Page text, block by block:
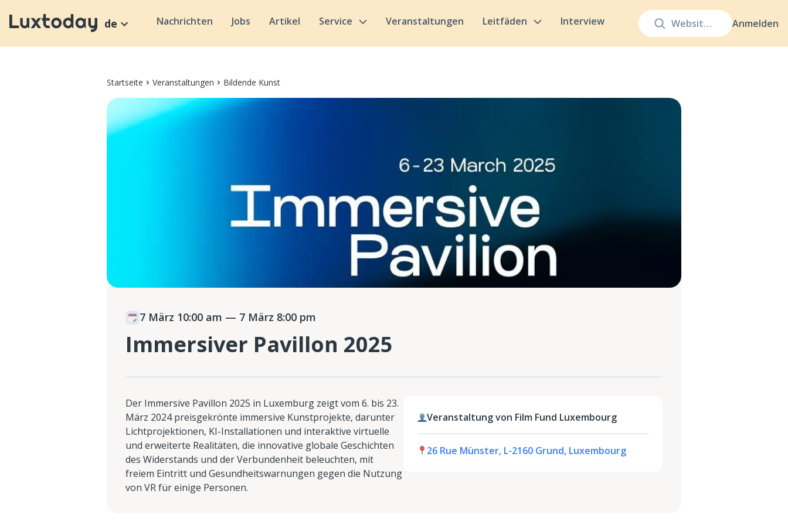
Anmelden
de Nachrichten Jobs Artikel Service Veranstaltungen Leitfäden Interview
Startseite Veranstaltungen Bildende Kunst
7 März 10:00 am — 7 März 8:00 pm
Immersiver Pavillon 2025
Der Immersive Pavillon 2025 in Luxemburg zeigt vom 6. bis 23.
März 2024 preisgekrönte immersive Kunstprojekte, darunter
Lichtprojektionen, KI-Installationen und interaktive virtuelle
und erweiterte Realitäten, die innovative globale Geschichten
des Widerstands und der Verbundenheit beleuchten, mit
freiem Eintritt und Gesundheitswarnungen gegen die Nutzung
von VR für einige Personen.
Veranstaltung von Film Fund Luxembourg
26 Rue Münster, L-2160 Grund, Luxembourg